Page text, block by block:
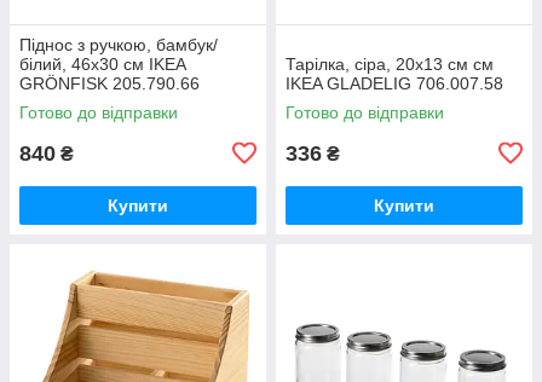
Піднос з ручкою, бамбук/
білий, 46x30 см IKEA
GRÖNFISK 205.790.66
Готово до відправки
840 ₴
Купити
Тарілка, сіра, 20x13 см см
IKEA GLADELIG 706.007.58
Готово до відправки
336 ₴
Купити